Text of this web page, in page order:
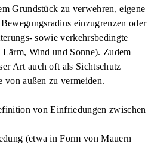
Grundstück zu verwehren, eigene
einzugrenzen oder
sowie verkehrsbedingte
Wind und Sonne). Zudem
Art auch oft als Sichtschutz
von außen zu vermeiden.
von Einfriedungen zwischen
(etwa in Form von Mauern